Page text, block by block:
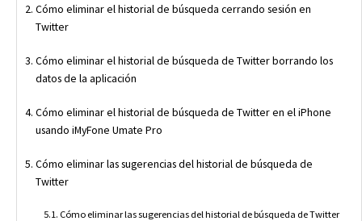
Cómo eliminar el historial de búsqueda cerrando sesión en
Twitter
Cómo eliminar el historial de búsqueda de Twitter borrando los
datos de la aplicación
Cómo eliminar el historial de búsqueda de Twitter en el iPhone
usando iMyFone Umate Pro
Cómo eliminar las sugerencias del historial de búsqueda de
Twitter
Cómo eliminar las sugerencias del historial de búsqueda de Twitter